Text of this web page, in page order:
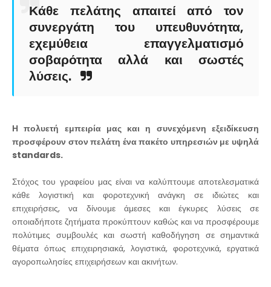
Κάθε πελάτης απαιτεί από τον
συνεργάτη του υπευθυνότητα,
εχεμύθεια επαγγελματισμό
σοβαρότητα αλλά και σωστές
λύσεις.
Η πολυετή εμπειρία μας και η συνεχόμενη εξειδίκευση
προσφέρουν στον πελάτη ένα πακέτο υπηρεσιών με υψηλά
standards.
Στόχος του γραφείου μας είναι να καλύπτουμε αποτελεσματικά
κάθε λογιστική και φοροτεχνική ανάγκη σε ιδιώτες και
επιχειρήσεις, να δίνουμε άμεσες και έγκυρες λύσεις σε
οποιαδήποτε ζητήματα προκύπτουν καθώς και να προσφέρουμε
πολύτιμες συμβουλές και σωστή καθοδήγηση σε σημαντικά
θέματα όπως επιχειρησιακά, λογιστικά, φοροτεχνικά, εργατικά
αγοροπωλησίες επιχειρήσεων και ακινήτων.